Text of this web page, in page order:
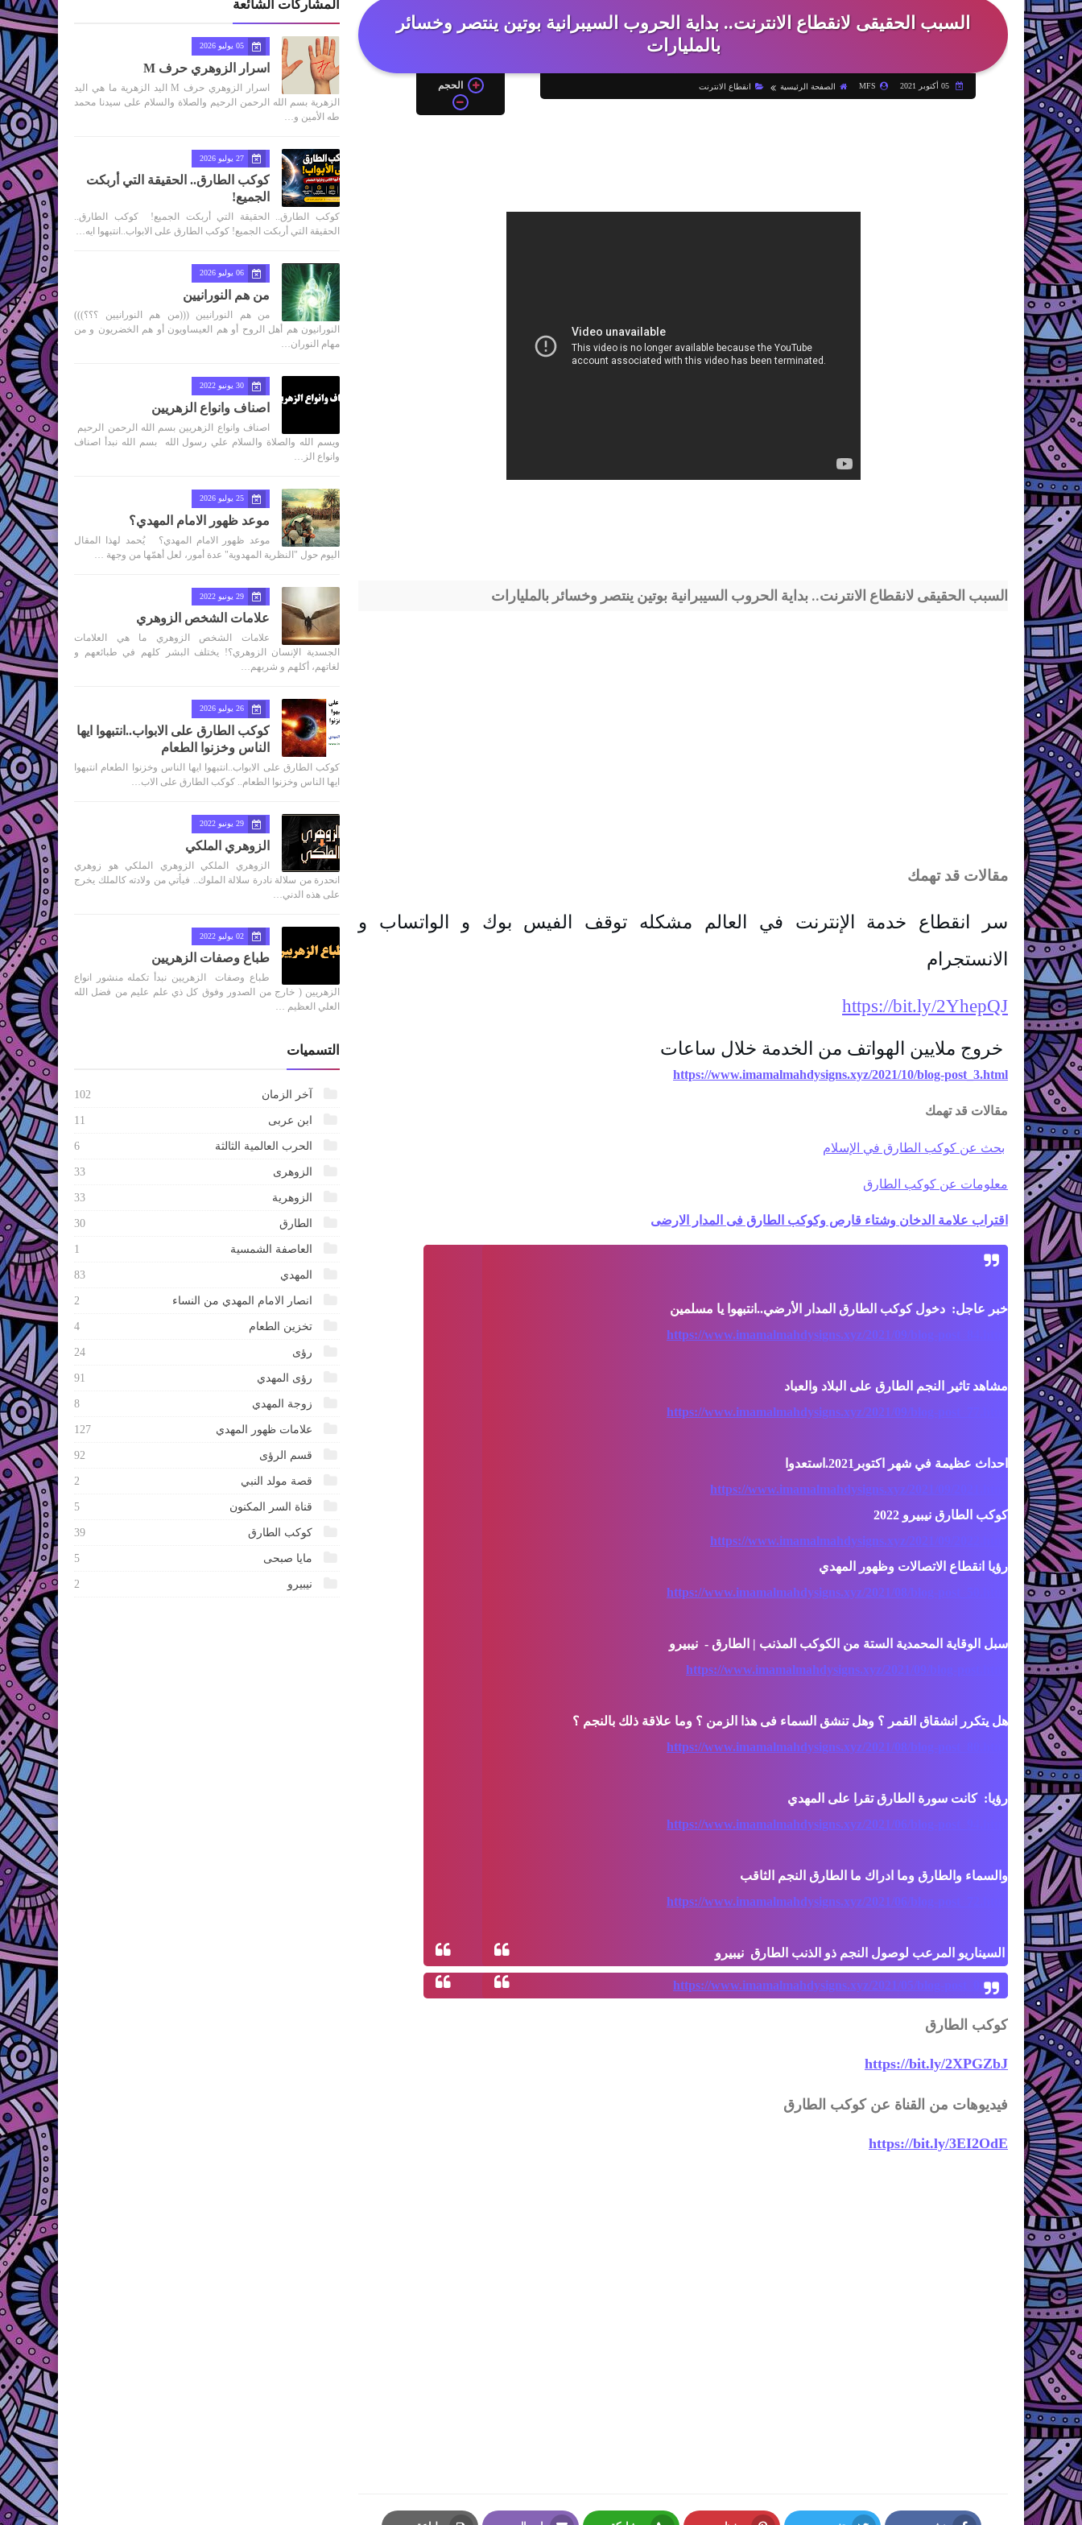
السبب الحقيقى لانقطاع الانترنت.. بداية الحروب السيبرانية بوتين ينتصر وخسائر
بالمليارات
05 أكتوبر 2021 MFS الصفحة الرئيسية انقطاع الانترنت الحجم
السبب الحقيقى لانقطاع الانترنت.. بداية الحروب السيبرانية بوتين ينتصر وخسائر بالمليارات
مقالات قد تهمك
الانستجرام
https://bit.ly/2YhepQJ
https://www.imamalmahdysigns.xyz/2021/10/blog-post_3.html
مقالات قد تهمك
بحث عن كوكب الطارق في الإسلام
معلومات عن كوكب الطارق
اقتراب علامة الدخان وشتاء قارص وكوكب الطارق فى المدار الارضى
https://www.imamalmahdysigns.xyz/2021/09/blog-post_84.html
https://www.imamalmahdysigns.xyz/2021/09/blog-post_77.html
https://www.imamalmahdysigns.xyz/2021/09/2021.html
https://www.imamalmahdysigns.xyz/2021/09/2022.html
https://www.imamalmahdysigns.xyz/2021/08/blog-post_50.html
https://www.imamalmahdysigns.xyz/2021/09/blog-post.html
https://www.imamalmahdysigns.xyz/2021/08/blog-post_80.html
https://www.imamalmahdysigns.xyz/2021/06/blog-post_94.html
https://www.imamalmahdysigns.xyz/2021/06/blog-post_72.html
السيناريو المرعب لوصول النجم ذو الذنب الطارق  نيبيرو
https://www.imamalmahdysigns.xyz/2021/05/blog-post_0.html
كوكب الطارق
https://bit.ly/2XPGZbJ
فيديوهات من القناة عن كوكب الطارق
https://bit.ly/3EI2OdE
المشاركات الشائعة
05 يوليو 2026
اسرار الزوهري حرف M
اسرار الزوهري حرف M اليد الزهرية ما هي اليد
الزهرية بسم الله الرحمن الرحيم والصلاة والسلام على سيدنا محمد
طه الأمين و…
27 يوليو 2026
كوكب الطارق.. الحقيقة التي أربكت
الجميع!
كوكب الطارق.. الحقيقة التي أربكت الجميع! كوكب الطارق..
الحقيقة التي أربكت الجميع! كوكب الطارق على الابواب..انتبهوا ايه…
06 يوليو 2026
من هم النورانيين
من هم النورانيين (((من هم النورانيين ؟؟؟)))
النورانيون هم أهل الروح أو هم العيساويون أو هم الخضريون و من
مهام النوران…
30 يونيو 2022
اصناف وانواع الزهريين
اصناف وانواع الزهريين بسم الله الرحمن الرحيم
ويسم الله والصلاة والسلام علي رسول الله بسم الله نبدأ اصناف
وانواع الز…
25 يوليو 2026
موعد ظهور الامام المهدي؟
موعد ظهور الامام المهدي؟ يُحمد لهذا المقال
اليوم حول "النظرية المهدوية" عدة أمور، لعل أهمّها من وجهة …
29 يونيو 2022
علامات الشخص الزوهري
علامات الشخص الزوهري ما هي العلامات
الجسدية الإنسان الزوهري؟! يختلف البشر كلهم في طبائعهم و
لغاتهم، أكلهم و شربهم…
26 يوليو 2026
كوكب الطارق على الابواب..انتبهوا ايها
الناس وخزنوا الطعام
كوكب الطارق على الابواب..انتبهوا ايها الناس وخزنوا الطعام انتبهوا
ايها الناس وخزنوا الطعام.. كوكب الطارق على الاب…
29 يونيو 2022
الزوهري الملكي
الزوهري الملكي الزوهري الملكي هو زوهري
انحدرة من سلالة نادرة سلالة الملوك.. فيأتي من ولادته كالملك يخرج
على هذه الدني…
02 يوليو 2022
طباع وصفات الزهريين
طباع وصفات الزهريين نبدأ تكمله منشور انواع
الزهريين ( خارج من الصدور وفوق كل ذي علم عليم من فضل الله
العلي العظيم …
التسميات
آخر الزمان 102
ابن عربى 11
الحرب العالمية الثالثة 6
الزوهرى 33
الزوهرية 33
الطارق 30
العاصفة الشمسية 1
المهدي 83
انصار الامام المهدي من النساء 2
تخزين الطعام 4
رؤى 24
رؤى المهدي 91
زوجة المهدي 8
علامات ظهور المهدي 127
قسم الرؤى 92
قصة مولد النبي 2
قناة السر المكنون 5
كوكب الطارق 39
مايا صبحى 5
نيبيرو 2